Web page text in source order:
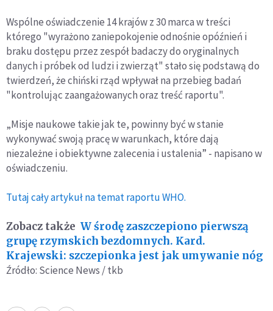
Wspólne oświadczenie 14 krajów z 30 marca w treści
którego "wyrażono zaniepokojenie odnośnie opóźnień i
braku dostępu przez zespół badaczy do oryginalnych
danych i próbek od ludzi i zwierząt" stało się podstawą do
twierdzeń, że chiński rząd wpływał na przebieg badań
"kontrolując zaangażowanych oraz treść raportu".
„Misje naukowe takie jak te, powinny być w stanie
wykonywać swoją pracę w warunkach, które dają
niezależne i obiektywne zalecenia i ustalenia” - napisano w
oświadczeniu.
Tutaj cały artykuł na temat raportu WHO.
Zobacz także W środę zaszczepiono pierwszą
grupę rzymskich bezdomnych. Kard.
Krajewski: szczepionka jest jak umywanie nóg
Źródło: Science News / tkb